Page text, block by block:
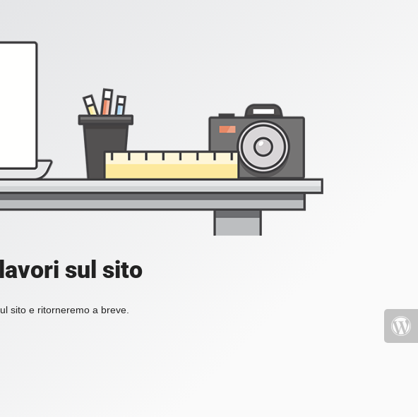
sul sito
sito e ritorneremo a breve.